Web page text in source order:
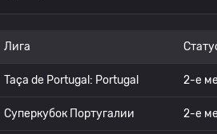
Лига
Taça de Portugal: Portugal 2-е
Суперкубок Португалии 2-е